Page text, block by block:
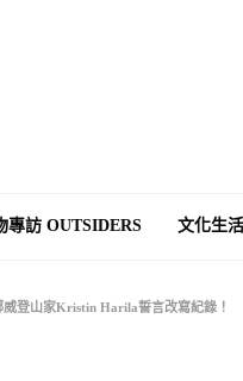
專訪 OUTSIDERS 文化生
登山家Kristin Harila誓言改寫紀錄！